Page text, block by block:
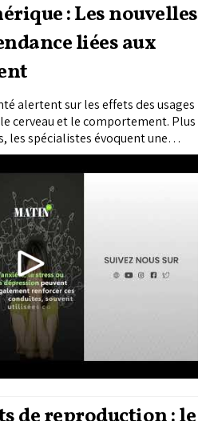
: Les nouvelles
liées aux
alertent sur les effets des usages
cerveau et le comportement. Plus
les spécialistes évoquent une
du rapport au plaisir, au temps et